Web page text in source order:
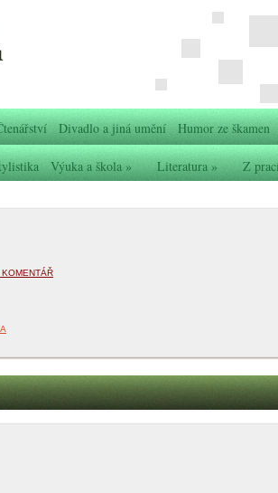
Divadlo a jiná umění Humor ze škamen
Výuka a škola» Literatura» Z
KOMENTÁŘ